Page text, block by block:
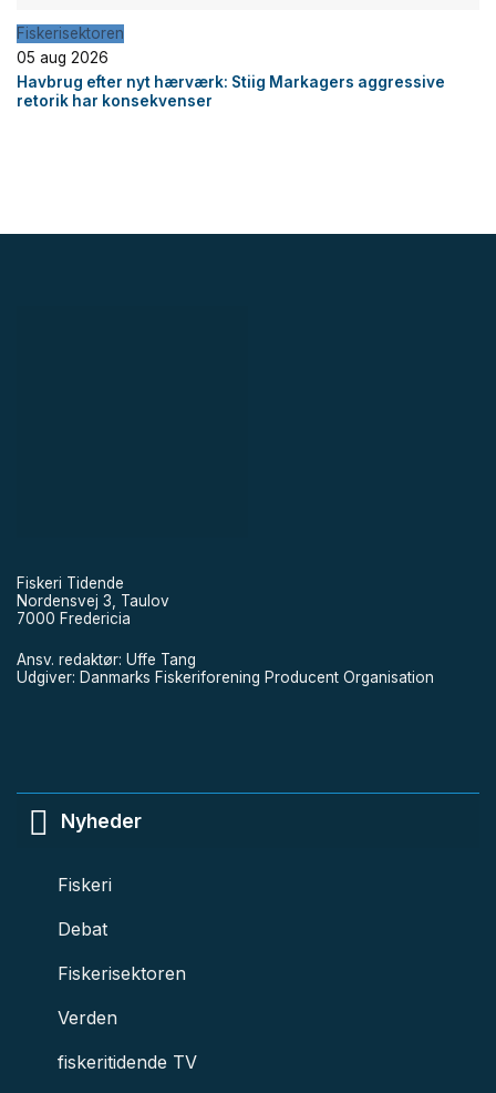
Fiskerisektoren
05 aug 2026
Havbrug efter nyt hærværk: Stiig Markagers aggressive
retorik har konsekvenser
Fiskeri Tidende
Nordensvej 3, Taulov
7000 Fredericia
Ansv. redaktør: Uffe Tang
Udgiver: Danmarks Fiskeriforening Producent Organisation
Nyheder
Fiskeri
Debat
Fiskerisektoren
Verden
fiskeritidende TV